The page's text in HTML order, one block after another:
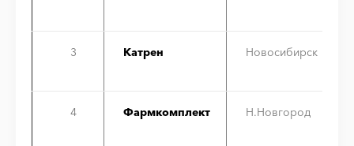
3 Катрен Новосибирск
4 Фармкомплект Н.Новгород